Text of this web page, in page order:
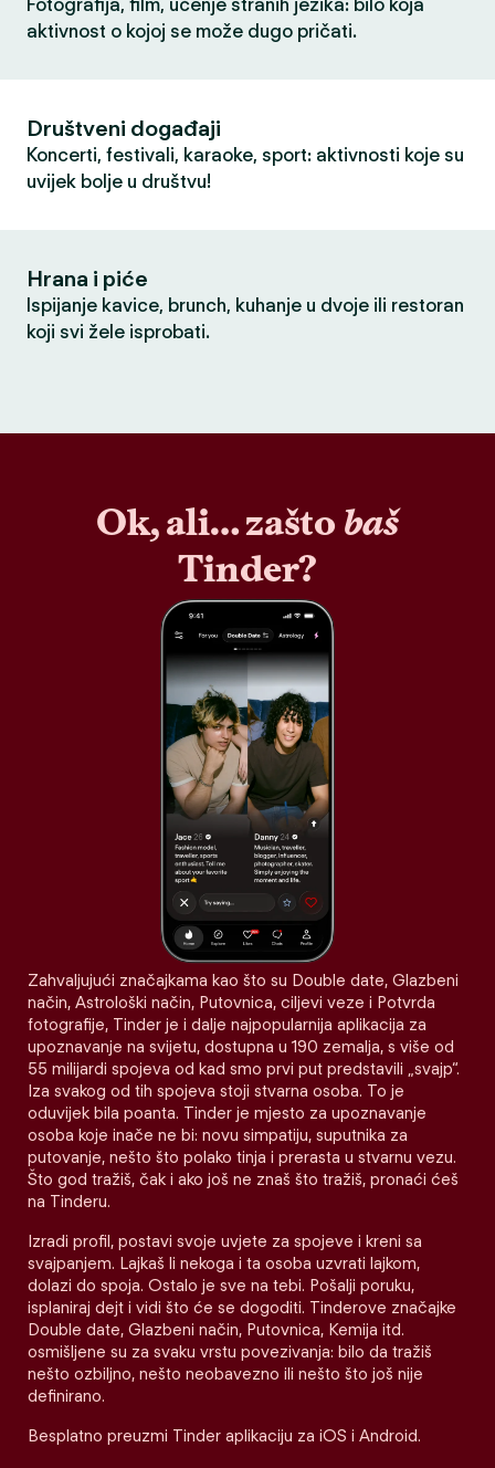
Fotografija, film, učenje stranih jezika: bilo koja
aktivnost o kojoj se može dugo pričati.
Društveni događaji
Koncerti, festivali, karaoke, sport: aktivnosti koje su
uvijek bolje u društvu!
Hrana i piće
Ispijanje kavice, brunch, kuhanje u dvoje ili restoran
koji svi žele isprobati.
Ok, ali… zašto baš
Tinder?
Zahvaljujući značajkama kao što su Double date, Glazbeni
način, Astrološki način, Putovnica, ciljevi veze i Potvrda
fotografije, Tinder je i dalje najpopularnija aplikacija za
upoznavanje na svijetu, dostupna u 190 zemalja, s više od
55 milijardi spojeva od kad smo prvi put predstavili „svajp“.
Iza svakog od tih spojeva stoji stvarna osoba. To je
oduvijek bila poanta. Tinder je mjesto za upoznavanje
osoba koje inače ne bi: novu simpatiju, suputnika za
putovanje, nešto što polako tinja i prerasta u stvarnu vezu.
Što god tražiš, čak i ako još ne znaš što tražiš, pronaći ćeš
na Tinderu.
Izradi profil, postavi svoje uvjete za spojeve i kreni sa
svajpanjem. Lajkaš li nekoga i ta osoba uzvrati lajkom,
dolazi do spoja. Ostalo je sve na tebi. Pošalji poruku,
isplaniraj dejt i vidi što će se dogoditi. Tinderove značajke
Double date, Glazbeni način, Putovnica, Kemija itd.
osmišljene su za svaku vrstu povezivanja: bilo da tražiš
nešto ozbiljno, nešto neobavezno ili nešto što još nije
definirano.
Besplatno preuzmi Tinder aplikaciju za iOS i Android.